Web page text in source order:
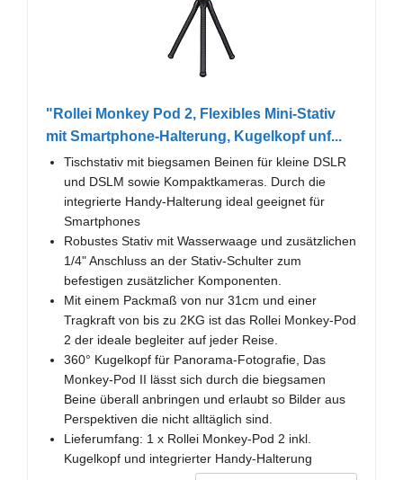
"Rollei Monkey Pod 2, Flexibles Mini-Stativ
mit Smartphone-Halterung, Kugelkopf unf...
Tischstativ mit biegsamen Beinen für kleine DSLR
und DSLM sowie Kompaktkameras. Durch die
integrierte Handy-Halterung ideal geeignet für
Smartphones
Robustes Stativ mit Wasserwaage und zusätzlichen
1/4" Anschluss an der Stativ-Schulter zum
befestigen zusätzlicher Komponenten.
Mit einem Packmaß von nur 31cm und einer
Tragkraft von bis zu 2KG ist das Rollei Monkey-Pod
2 der ideale begleiter auf jeder Reise.
360° Kugelkopf für Panorama-Fotografie, Das
Monkey-Pod II lässt sich durch die biegsamen
Beine überall anbringen und erlaubt so Bilder aus
Perspektiven die nicht alltäglich sind.
Lieferumfang: 1 x Rollei Monkey-Pod 2 inkl.
Kugelkopf und integrierter Handy-Halterung